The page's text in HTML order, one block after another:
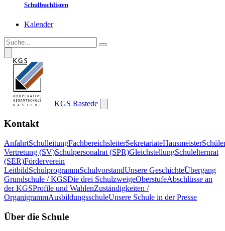
Schulbuchlisten
Kalender
KGS Rastede
Kontakt
AnfahrtSchulleitungFachbereichsleiterSekretariateHausmeister
Vertretung (SV)Schulpersonalrat (SPR)GleichstellungSchulelternrat
(SER)Förderverein
LeitbildSchulprogrammSchulvorstandUnsere GeschichteÜbergang
Grundschule / KGSDie drei SchulzweigeOberstufeAbschlüsse an
der KGSProfile und WahlenZuständigkeiten /
OrganigrammAusbildungsschuleUnsere Schule in der Presse
Über die Schule